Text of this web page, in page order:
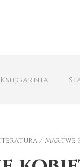
Księgarnia
/ Martwe